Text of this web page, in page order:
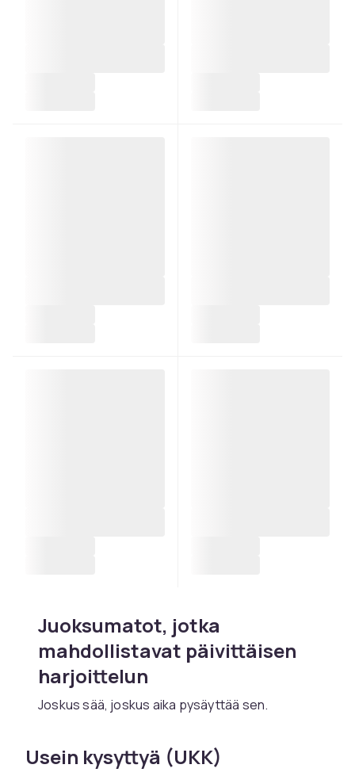
Juoksumatot, jotka
mahdollistavat päivittäisen
harjoittelun
Joskus sää, joskus aika pysäyttää sen.
rauhassa, hölkätä muutaman kilometrin tai
Usein kysyttyä (UKK)